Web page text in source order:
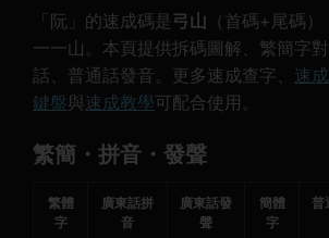
「阮」的速成碼是 弓山 （首碼+尾碼
一一山。本頁提供拆碼圖解、繁簡字
話、普通話發音。更多速成查字、 速
鍵盤與速成教學可配合使用。
繁簡・拼音・發聲
繁體
字
廣東話拼
音
廣東話發
聲
簡體
字
普